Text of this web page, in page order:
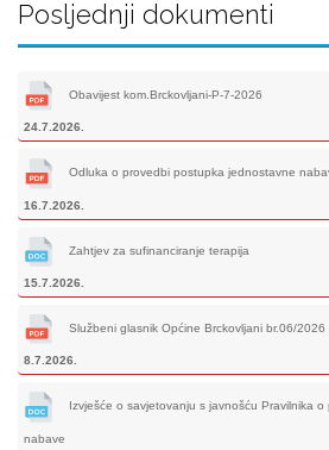
Posljednji dokumenti
Obavijest kom.Brckovljani-P-7-2026
24.7.2026.
Odluka o provedbi postupka jednostavne
16.7.2026.
Zahtjev za sufinanciranje terapija
15.7.2026.
Službeni glasnik Općine Brckovljani br.06/2026
8.7.2026.
Izvješće o savjetovanju s javnošću Pravilnika
nabave